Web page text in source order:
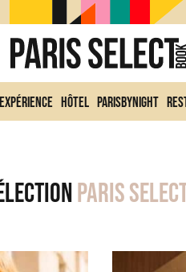
Expérience Hôtel ParisByNight
Paris